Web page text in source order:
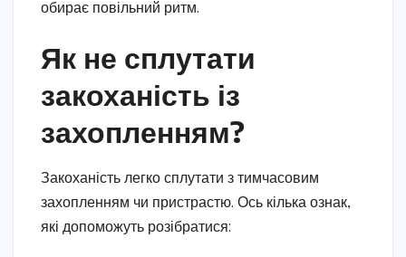
обирає повільний ритм.
Як не сплутати
закоханість із
захопленням?
Закоханість легко сплутати з тимчасовим
захопленням чи пристрастю. Ось кілька ознак,
які допоможуть розібратися: